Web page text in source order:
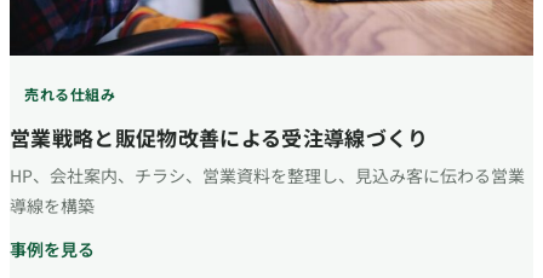
売れる仕組み
営業戦略と販促物改善による受注導線づくり
HP、会社案内、チラシ、営業資料を整理し、見込み客に伝わる営業
導線を構築
事例を見る